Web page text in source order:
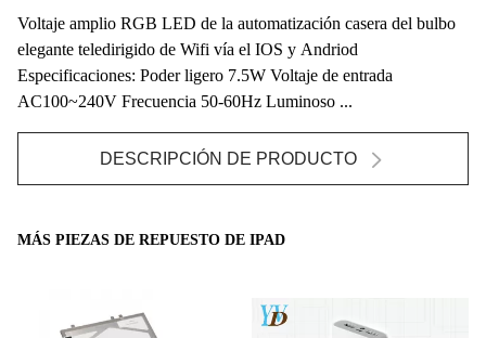
Voltaje amplio RGB LED de la automatización casera del bulbo
elegante teledirigido de Wifi vía el IOS y Andriod
Especificaciones: Poder ligero 7.5W Voltaje de entrada
AC100~240V Frecuencia 50-60Hz Luminoso ...
DESCRIPCIÓN DE PRODUCTO
MÁS PIEZAS DE REPUESTO DE IPAD